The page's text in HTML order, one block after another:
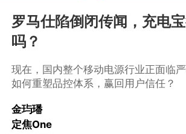
罗马仕陷倒闭传闻，充电
吗？
现在，国内整个移动电源行业正面临
如何重塑品控体系，赢回用户信任？
金玙璠
定焦One